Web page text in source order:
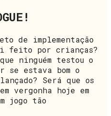
de implementação
feito por crianças?
ninguém testou o
estava bom o
Será que os
vergonha hoje em
jogo tão